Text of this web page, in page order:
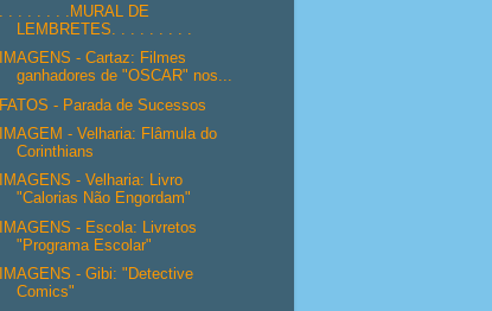
. . . . . . . .MURAL DE
LEMBRETES. . . . . . . . .
IMAGENS - Cartaz: Filmes
ganhadores de "OSCAR" nos...
FATOS - Parada de Sucessos
IMAGEM - Velharia: Flâmula do
Corinthians
IMAGENS - Velharia: Livro
"Calorias Não Engordam"
IMAGENS - Escola: Livretos
"Programa Escolar"
IMAGENS - Gibi: "Detective
Comics"